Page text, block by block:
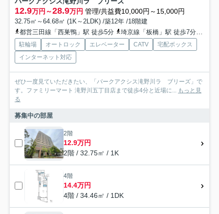
12.9万円～28.9万円 管理/共益費10,000円～15,000円
32.75㎡～64.68㎡ (1K～2LDK) /築12年 /18階建
都営三田線「西巣鴨」駅 徒歩5分
埼京線「板橋」駅 徒歩7分
駐輪場 オートロック エレベーター CATV
宅配ボックス
インターネット対応
ぜひ一度見ていただきたい、「パークアクシス滝野川ラ ブリーズ」で
す。ファミリーマート 滝野川五丁目店まで徒歩4分と近場に...
もっと見
る
募集中の部屋
2階
12.9万円
2階 / 32.75㎡ / 1K
4階
14.4万円
4階 / 34.46㎡ / 1DK